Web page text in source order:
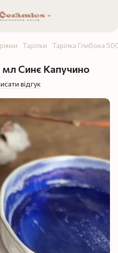
Тарілки Тарілка Глибока
мл Синє Капучино
відгук